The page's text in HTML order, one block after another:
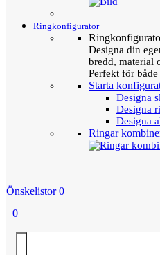
Ringkonfigurator
Designa din
bredd, material
Perfekt för
Starta
Designa
Designa
Designa
Ringar
Önskelistor 0
0